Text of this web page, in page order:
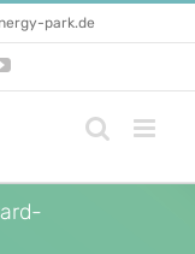
park.de
YouTube